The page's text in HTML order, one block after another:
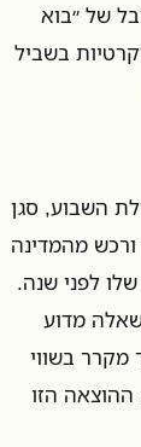
של ״בוא
בשביל
השבוע, סגן
מהמדינה
לפני שנה.
מדוע
מקרר בשווי
ההוצאה הזו